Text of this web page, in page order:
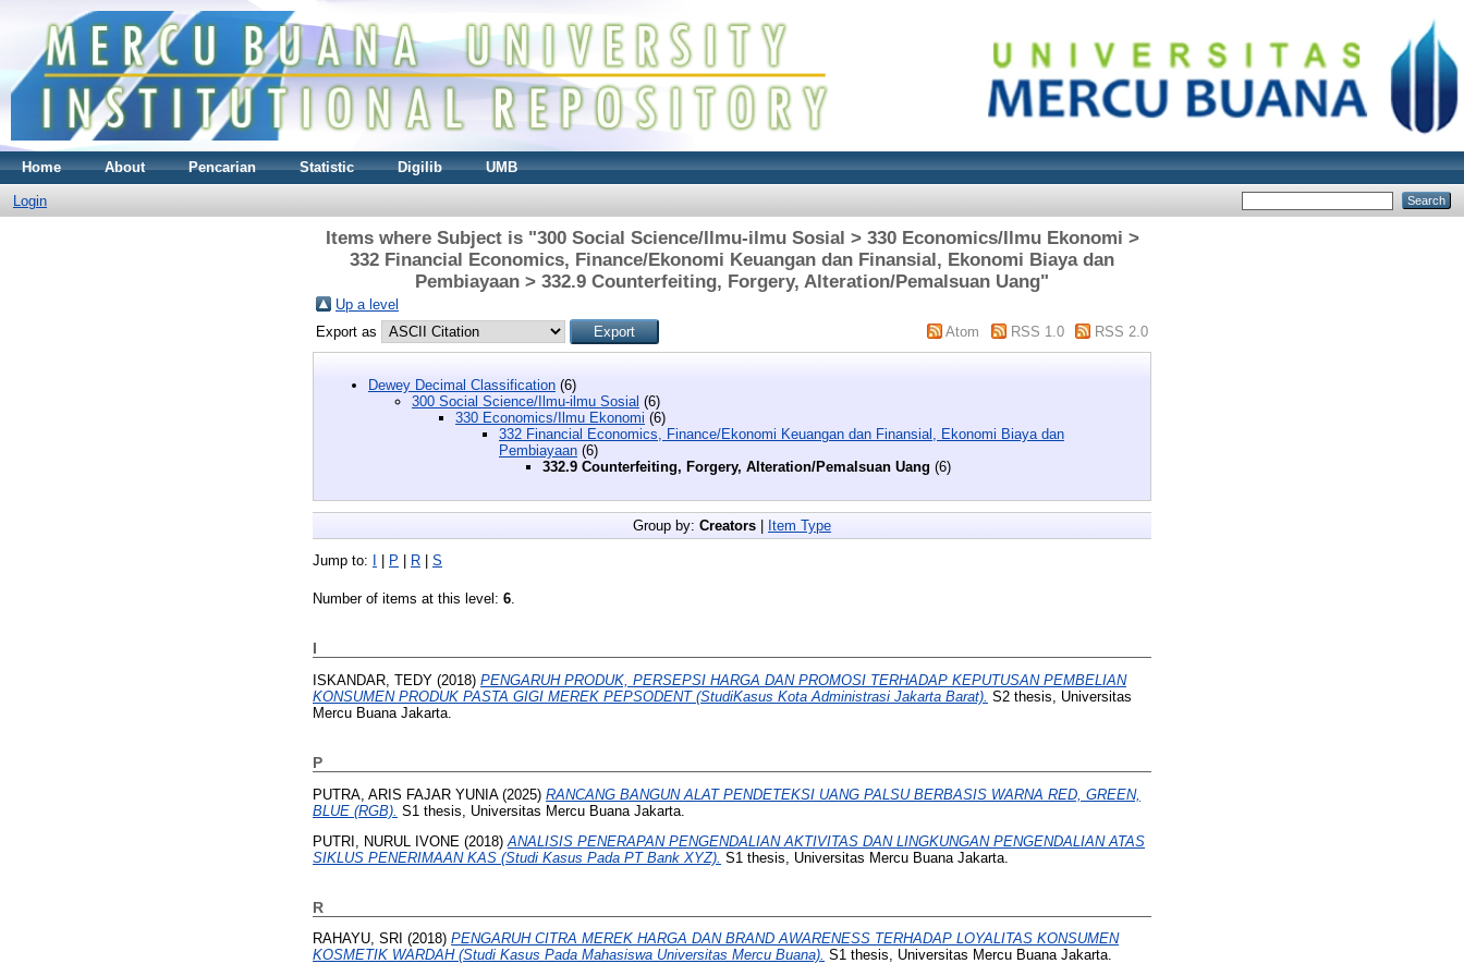
Home About Pencarian Statistic Digilib UMB
Login
Items where Subject is "300 Social Science/Ilmu-ilmu Sosial > 330 Economics/Ilmu Ekonomi >
332 Financial Economics, Finance/Ekonomi Keuangan dan Finansial, Ekonomi Biaya dan
Pembiayaan > 332.9 Counterfeiting, Forgery, Alteration/Pemalsuan Uang"
Up a level
Export as
Atom RSS 1.0 RSS 2.0
Dewey Decimal Classification (6)
300 Social Science/Ilmu-ilmu Sosial (6)
330 Economics/Ilmu Ekonomi (6)
332 Financial Economics, Finance/Ekonomi Keuangan dan Finansial, Ekonomi Biaya dan
Pembiayaan (6)
332.9 Counterfeiting, Forgery, Alteration/Pemalsuan Uang (6)
Group by: Creators Item Type
Jump to: P R S
Number of items at this level: 6.
I
ISKANDAR, TEDY (2018) PENGARUH PRODUK, PERSEPSI HARGA DAN PROMOSI TERHADAP KEPUTUSAN PEMBELIAN
KONSUMEN PRODUK PASTA GIGI MEREK PEPSODENT (StudiKasus Kota Administrasi Jakarta Barat). S2 thesis, Universitas
Mercu Buana Jakarta.
P
PUTRA, ARIS FAJAR YUNIA(2025) RANCANG BANGUN ALAT PENDETEKSI UANG PALSU BERBASIS WARNA RED, GREEN,
BLUE (RGB). S1 thesis, Universitas Mercu Buana Jakarta.
PUTRI, NURUL IVONE (2018) ANALISIS PENERAPAN PENGENDALIAN AKTIVITAS DAN LINGKUNGAN PENGENDALIAN ATAS
SIKLUS PENERIMAAN KAS (Studi Kasus Pada PT Bank XYZ). S1 thesis, Universitas Mercu Buana Jakarta.
R
RAHAYU, SRI (2018) PENGARUH CITRA MEREK HARGA DAN BRAND AWARENESS TERHADAP LOYALITAS KONSUMEN
KOSMETIK WARDAH (Studi Kasus Pada Mahasiswa Universitas Mercu Buana). S1 thesis, Universitas Mercu Buana Jakarta.